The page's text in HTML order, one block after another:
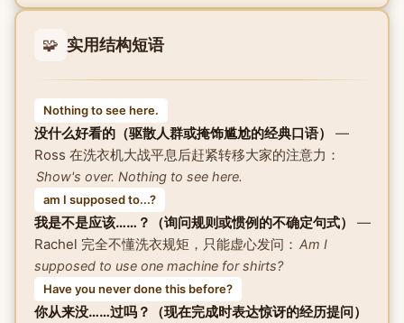
🧩 实用结构短语
Nothing to see here.
没什么好看的（驱散人群或掩饰尴尬的经典口语）
—
Ross 在洗衣机大战平息后赶紧转移大家的注意力：
Show's over. Nothing to see here.
am I supposed to...?
我是不是应该……？（询问规则或惯例的不确定句式）
—
Rachel 完全不懂洗衣规矩，只能虚心发问： Am I
supposed to use one machine for shirts?
Have you never done this before?
你从来没……过吗？（现在完成时表达惊讶的经历提问）